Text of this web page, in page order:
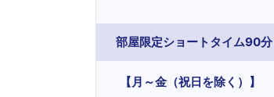
部屋限定ショートタイム90分
【月～金（祝日を除く）】